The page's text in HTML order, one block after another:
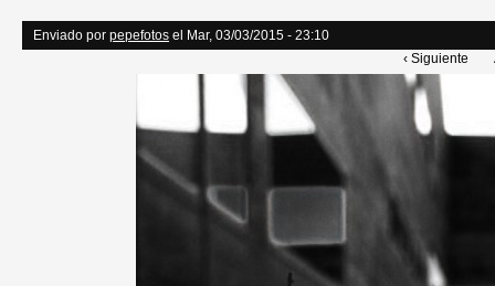
Enviado por pepefotos el Mar, 03/03/2015 - 23:10
‹ Siguiente